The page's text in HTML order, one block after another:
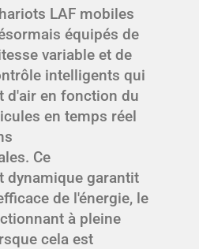
LAF mobiles
équipés de
variable et de
intelligents qui
d'air en fonction du
en temps réel
Ce
dynamique garantit
de l'énergie, le
à pleine
cela est